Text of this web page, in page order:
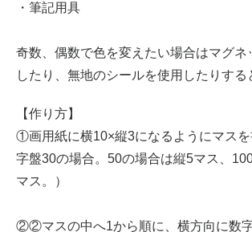
・筆記用具
奇数、偶数で色を変えたい場合はマグネ
したり、無地のシールを使用したりする
【作り方】
①画用紙に横10×縦3になるようにマス
字盤30の場合。50の場合は縦5マス、
マス。）
②②マスの中へ1から順に、横方向に数字